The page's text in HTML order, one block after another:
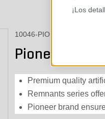
10046-PIO
Pioneer
Premium quality
Remnants series
Pioneer brand
¡Los